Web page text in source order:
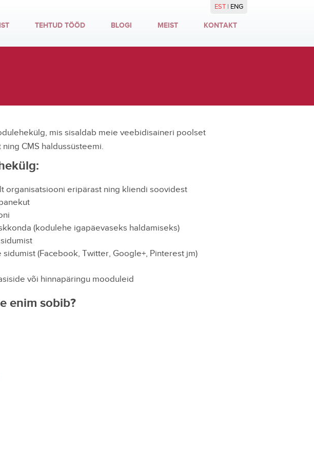
TEHTUD TÖÖD BLOGI MEIST KONTAKT
EST | ENG
mis sisaldab meie veebidisaineri poolset
CMS haldussüsteemi.
organisatsiooni eripärast ning kliendi soovidest
(kodulehe igapäevaseks haldamiseks)
(Facebook, Twitter, Google+, Pinterest jm)
või hinnapäringu mooduleid
enim sobib?